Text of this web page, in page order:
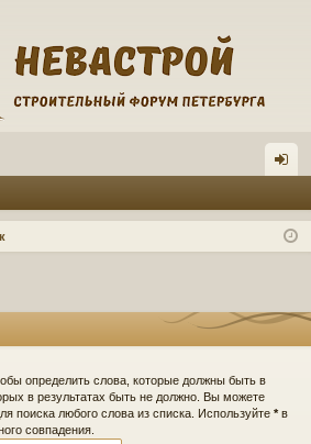
д
определить слова, которые должны быть в
в результатах быть не должно. Вы можете
поиска любого слова из списка. Используйте *в
совпадения.